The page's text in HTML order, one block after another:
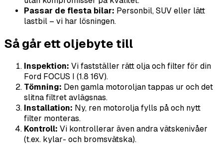
Passar de flesta bilar: Personbil, SUV eller lätt
lastbil – vi har lösningen.
Så går ett oljebyte till
Inspektion: Vi fastställer rätt olja och filter för din
Ford FOCUS I (1.8 16V).
Tömning: Den gamla motoroljan tappas ur och det
slitna filtret avlägsnas.
Installation: Ny, ren motorolja fylls på och nytt
filter monteras.
Kontroll: Vi kontrollerar även andra vätskenivåer
(t.ex. kylar- och bromsvätska).